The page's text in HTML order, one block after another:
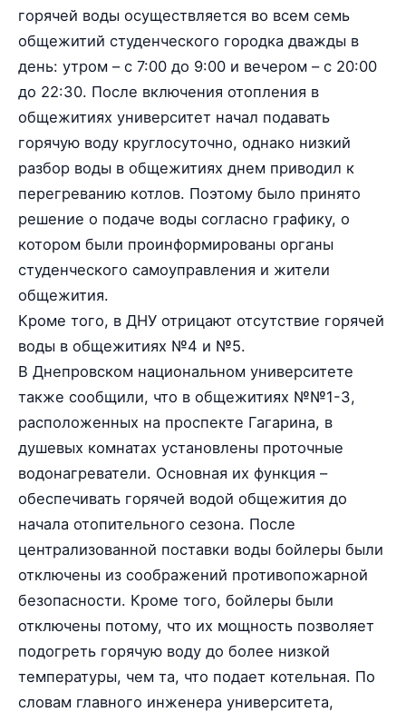
горячей воды осуществляется во всем семь
общежитий студенческого городка дважды в
день: утром – с 7:00 до 9:00 и вечером – с 20:00
до 22:30. После включения отопления в
общежитиях университет начал подавать
горячую воду круглосуточно, однако низкий
разбор воды в общежитиях днем приводил к
перегреванию котлов. Поэтому было принято
решение о подаче воды согласно графику, о
котором были проинформированы органы
студенческого самоуправления и жители
общежития.
Кроме того, в ДНУ отрицают отсутствие горячей
воды в общежитиях №4 и №5.
В Днепровском национальном университете
также сообщили, что в общежитиях №№1-3,
расположенных на проспекте Гагарина, в
душевых комнатах установлены проточные
водонагреватели. Основная их функция –
обеспечивать горячей водой общежития до
начала отопительного сезона. После
централизованной поставки воды бойлеры были
отключены из соображений противопожарной
безопасности. Кроме того, бойлеры были
отключены потому, что их мощность позволяет
подогреть горячую воду до более низкой
температуры, чем та, что подает котельная. По
словам главного инженера университета,